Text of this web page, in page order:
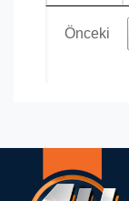
Önceki